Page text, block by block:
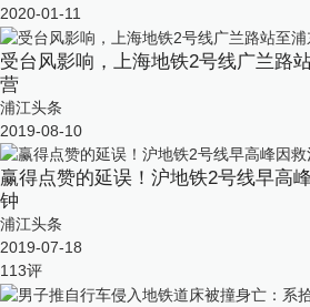
2020-01-11
受台风影响，上海地铁2号线广兰路
营
浦江头条
2019-08-10
赢得点赞的延误！沪地铁2号线早高
钟
浦江头条
2019-07-18
113评